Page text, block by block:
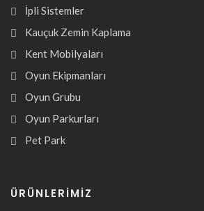
İpli Sistemler
Kauçuk Zemin Kaplama
Kent Mobilyaları
Oyun Ekipmanları
Oyun Grubu
Oyun Parkurları
Pet Park
ÜRÜNLERIMIZ